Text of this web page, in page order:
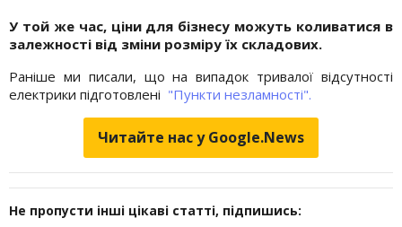
У той же час, ціни для бізнесу можуть коливатися в
залежності від зміни розміру їх складових.
Раніше ми писали, що на випадок тривалої відсутності
електрики підготовлені "Пункти незламності".
Читайте нас у Google.News
Не пропусти інші цікаві статті, підпишись: